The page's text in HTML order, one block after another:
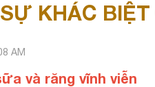
SỰ KHÁC
AM
và răng vĩnh viễn